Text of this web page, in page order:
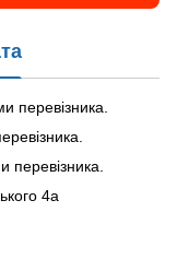
перевізника.
4а